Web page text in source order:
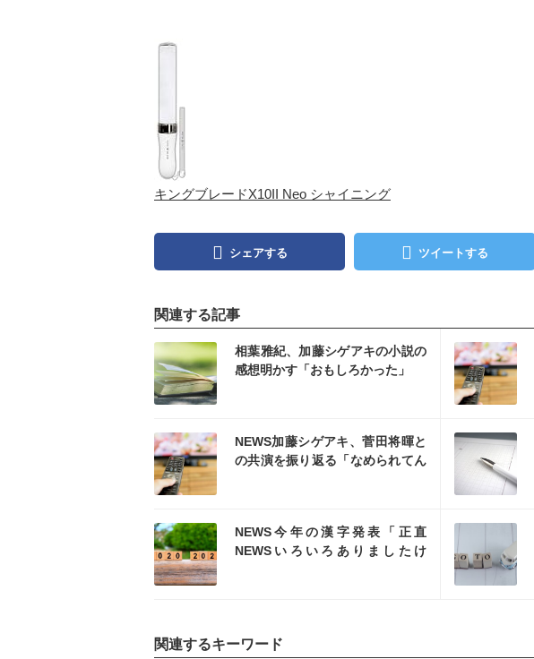
キングブレードX10II Neo シャイニング
シェアする ツイートする
関連する記事
相葉雅紀、加藤シゲアキの小説の
感想明かす「おもしろかった」
記事を読む
NEWS加藤シゲアキ、菅田将暉と
の共演を振り返る「なめられてん
記事を読む
NEWS今年の漢字発表「正直
NEWSいろいろありましたけ
記事を読む
関連するキーワード